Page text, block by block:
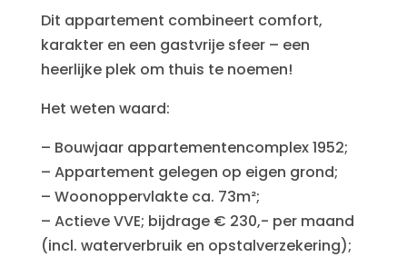
Dit appartement combineert comfort,
karakter en een gastvrije sfeer – een
heerlijke plek om thuis te noemen!
Het weten waard:
– Bouwjaar appartementencomplex 1952;
– Appartement gelegen op eigen grond;
– Woonoppervlakte ca. 73m²;
– Actieve VVE; bijdrage € 230,- per maand
(incl. waterverbruik en opstalverzekering);